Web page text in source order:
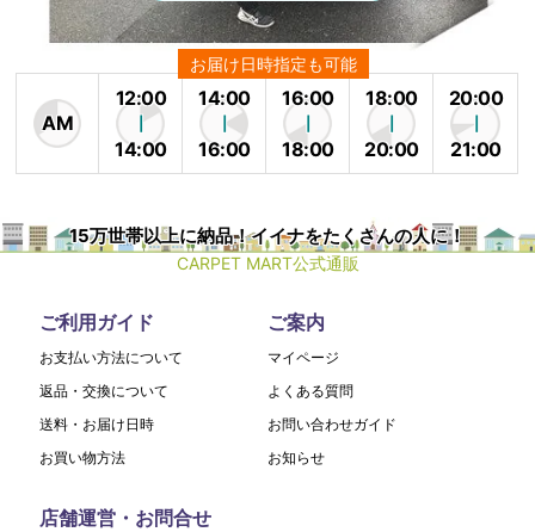
お届け日時指定も可能
AM
12:00
14:00
14:00
16:00
16:00
18:00
18:00
20:00
20:00
21:00
15万世帯以上に納品！イイナをたくさんの人に！
CARPET MART公式通販
ご利用ガイド
お支払い方法について
返品・交換について
送料・お届け日時
お買い物方法
ご案内
マイページ
よくある質問
お問い合わせガイド
お知らせ
店舗運営・お問合せ